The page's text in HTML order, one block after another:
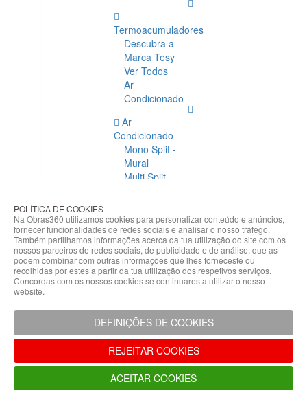
Termoacumuladores
Descubra a
Marca Tesy
Ver Todos
Ar
Condicionado
Ar
Condicionado
Mono Split -
Mural
Multi Split
Condicionado
Acessórios
Climatização
Acessórios
Climatização
Hidráulicas
Controladores
Fixações e
Acessórios
Isolamento
para
Tubagem
POLÍTICA DE COOKIES
Na Obras360 utilizamos cookies para personalizar conteúdo e anúncios,
fornecer funcionalidades de redes sociais e analisar o nosso tráfego.
Também partilhamos informações acerca da tua utilização do site com os
nossos parceiros de redes sociais, de publicidade e de análise, que as
podem combinar com outras informações que lhes forneceste ou
recolhidas por estes a partir da tua utilização dos respetivos serviços.
Concordas com os nossos cookies se continuares a utilizar o nosso
website.
DEFINIÇÕES DE COOKIES
REJEITAR COOKIES
ACEITAR COOKIES